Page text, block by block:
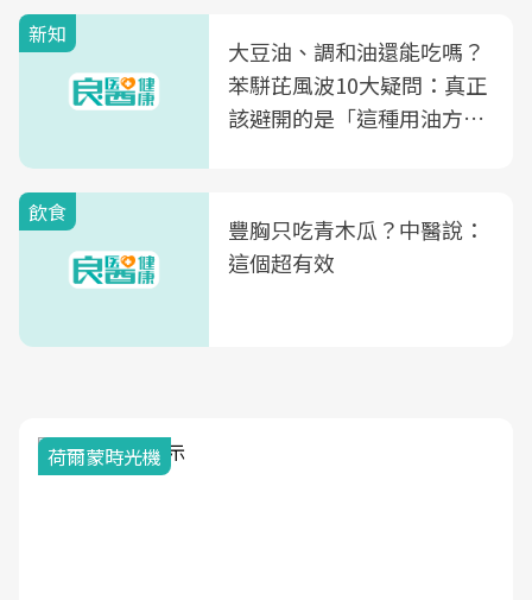
新知
大豆油、調和油還能吃嗎？
苯駢芘風波10大疑問：真正
該避開的是「這種用油方
飲食
豐胸只吃青木瓜？中醫說：
這個超有效
荷爾蒙時光機